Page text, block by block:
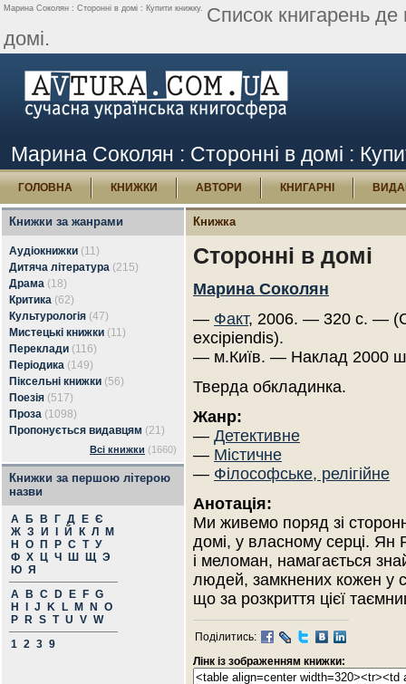
Марина Соколян : Сторонні в домі : Купити книжку. Список книгарень
домі.
Марина Соколян : Сторонні в домі :
ГОЛОВНА КНИЖКИ АВТОРИ КНИГАРНІ
Книжки за жанрами
Аудіокнижки (11)
Дитяча література (215)
Драма (18)
Критика (62)
Культурологія (47)
Мистецькі книжки (11)
Переклади (116)
Періодика (149)
Піксельні книжки (56)
Поезія (517)
Проза (1098)
Пропонується видавцям (21)
Всі книжки (1660)
Книжки за першою літерою
назви
А Б В Г Д Е Є
Ж З И Й К Л
М
Н
О П Р С Т У
Ф Х Ц Ч Ш Щ Э
Ю Я
A
B C D E F G
H
J K L M N
O
P
R S T U V W
1 2 3 9
Книжка
Сторонні в домі
Марина Соколян
— Факт, 2006. — 320 с. —
excipiendis).
— м.Київ. — Наклад 2000
Тверда обкладинка.
Жанр:
— Детективне
— Містичне
— Філософське, релігійне
Анотація:
Ми живемо поряд зі
домі, у власному серці. Ян
і меломан, намагається
людей, замкнених кожен у
що за розкриття цієї
Поділитись:
Лінк із зображенням книжки: